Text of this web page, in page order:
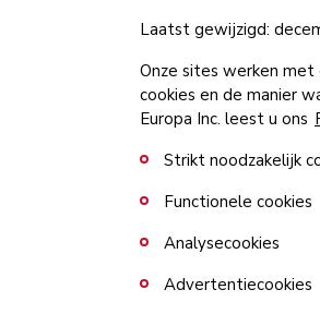
Laatst gewijzigd:
Onze sites werken
cookies en de manier
Europa Inc. leest u ons
Strikt noodzakelijk
Functionele cookies
Analysecookies
Advertentiecookies